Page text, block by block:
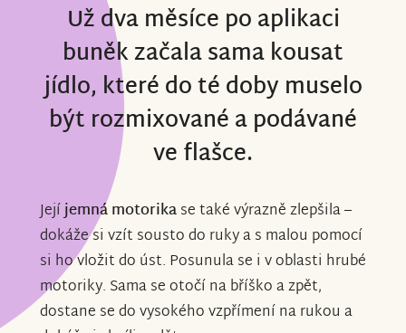
Už dva měsíce po aplikaci
buněk začala sama kousat
jídlo, které do té doby muselo
být rozmixované a podávané
ve flašce.
Jejíjemná motorikase také výrazně zlepšila –
dokáže si vzít sousto do ruky a s malou pomocí
si ho vložit do úst. Posunula se i v oblasti hrubé
motoriky. Sama se otočí na bříško a zpět,
dostane se do vysokého vzpřímení na rukou a